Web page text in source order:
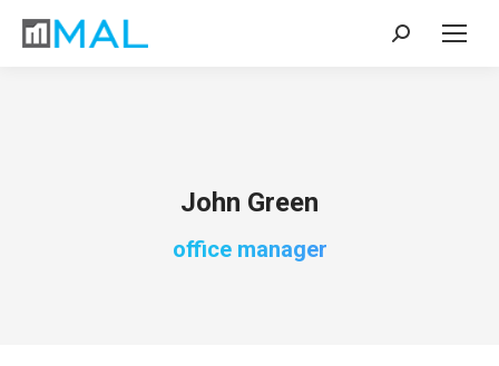
Search:
John Green
office manager